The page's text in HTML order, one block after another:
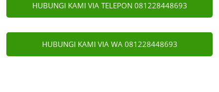
HUBUNGI KAMI VIA TELEPON 081228448693
HUBUNGI KAMI VIA WA 081228448693